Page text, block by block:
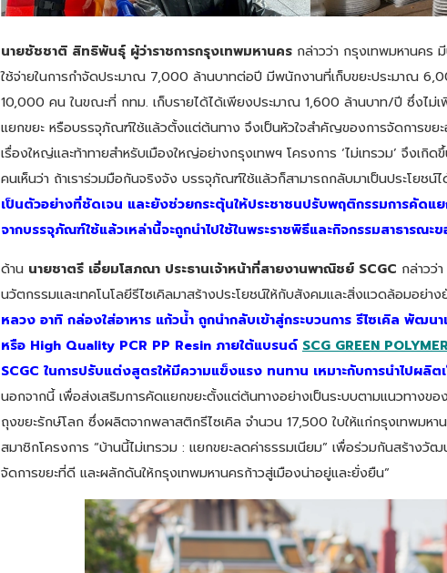
นายชัชชาติ สิทธิพันธุ์ ผู้ว่าราชการกรุงเทพมหานคร กล่าวว่า กรุงเทพมหานคร
ใช้จ่ายในการกำจัดประมาณ 7,000 ล้านบาทต่อปี มีพนักงานที่เก็บขยะประมาณ
10,000 คน ในขณะที่ กทม. เก็บรายได้ได้เพียงประมาณ 1,600 ล้านบาท/ปี ซึ่งไ
แยกขยะ หรือบรรจุภัณฑ์ใช้แล้วตั้งแต่ต้นทาง จึงเป็นหัวใจสำคัญของการจัดการข
เรื่องใหญ่และท้าทายสำหรับเมืองใหญ่อย่างกรุงเทพฯ โครงการ ‘ไม่เทรวม’ จึงเกิ
คนเห็นว่า ถ้าเราร่วมมือกันจริงจัง บรรจุภัณฑ์ใช้แล้วก็สามารถกลับมาเป็นประโยชน์
เป็นตัวอย่างที่ชัดเจน และยังช่วยกระตุ้นให้ประชาชนปรับพฤติกรรมการคัดแ
จากบรรจุภัณฑ์ใช้แล้วเหล่านี้จะถูกนำไปใช้ในพระราชพิธีและกิจกรรมสาธารณ
ด้าน นายชาตรี เอี่ยมโสภณา ประธานเจ้าหน้าที่สายงานพาณิชย์ SCGC กล่าวว่
นวัตกรรมและเทคโนโลยีรีไซเคิลมาสร้างประโยชน์ให้กับสังคมและสิ่งแวดล้อมอย่า
หลวง อาทิ กล่องใส่อาหาร แก้วน้ำ ถูกนำกลับเข้าสู่กระบวนการ รีไซเคิล พัฒ
หรือ High Quality PCR PP Resin ภายใต้แบรนด์ SCG GREEN
SCGC ในการปรับแต่งสูตรให้มีความแข็งแรง ทนทาน เหมาะกับการนำไปผลิต
นอกจากนี้ เพื่อส่งเสริมการคัดแยกขยะตั้งแต่ต้นทางอย่างเป็นระบบตามแนวทางข
ถุงขยะรักษ์โลก ซึ่งผลิตจากพลาสติกรีไซเคิล จำนวน 17,500 ใบให้แก่กรุงเทพมห
สมาชิกโครงการ “บ้านนี้ไม่เทรวม : แยกขยะลดค่าธรรมเนียม” เพื่อร่วมกันสร้างวั
จัดการขยะที่ดี และผลักดันให้กรุงเทพมหานครก้าวสู่เมืองน่าอยู่และยั่งยืน”